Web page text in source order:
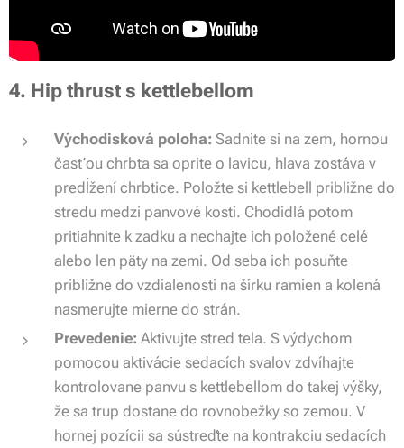
4. Hip thrust s kettlebellom
Východisková poloha: Sadnite si na zem, hornou
časťou chrbta sa oprite o lavicu, hlava zostáva v
predĺžení chrbtice. Položte si kettlebell približne do
stredu medzi panvové kosti. Chodidlá potom
pritiahnite k zadku a nechajte ich položené celé
alebo len päty na zemi. Od seba ich posuňte
približne do vzdialenosti na šírku ramien a kolená
nasmerujte mierne do strán.
Prevedenie: Aktivujte stred tela. S výdychom
pomocou aktivácie sedacích svalov zdvíhajte
kontrolovane panvu s kettlebellom do takej výšky,
že sa trup dostane do rovnobežky so zemou. V
hornej pozícii sa sústreďte na kontrakciu sedacích